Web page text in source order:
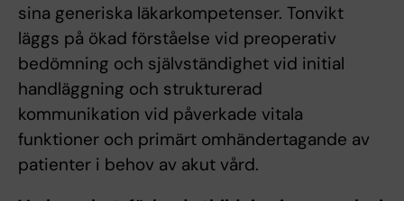
sina generiska läkarkompetenser. Tonvikt
läggs på ökad förståelse vid preoperativ
bedömning och självständighet vid initial
handläggning och strukturerad
kommunikation vid påverkade vitala
funktioner och primärt omhändertagande av
patienter i behov av akut vård.